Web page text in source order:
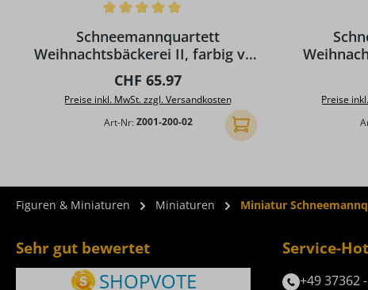
Schneemannquartett
Weihnachtsbäckerei II, farbig von
Ralf Zenker
Regulärer Preis:
CHF 65.97
Preise inkl. MwSt. zzgl. Versandkosten
Art-Nr:Z001-200-02 In den Warenkorb
Preise
Figuren & Miniaturen Miniaturen Miniatur
Sehr gut bewertet Service-
+49 37362